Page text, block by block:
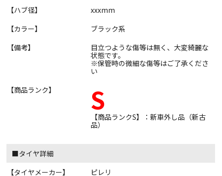
【ハブ径】
xxxmm
【カラー】
ブラック系
【備考】
目立つような傷等は無く、大変綺麗な
状態です。
※保管時の微細な傷等はご了承くださ
い
【商品ランク】
S
【商品ランクS】：新車外し品（新古
品）
■タイヤ詳細
【タイヤメーカー】
ピレリ